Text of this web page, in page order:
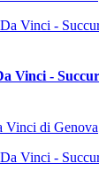
Vinci -
Vinci di Genova